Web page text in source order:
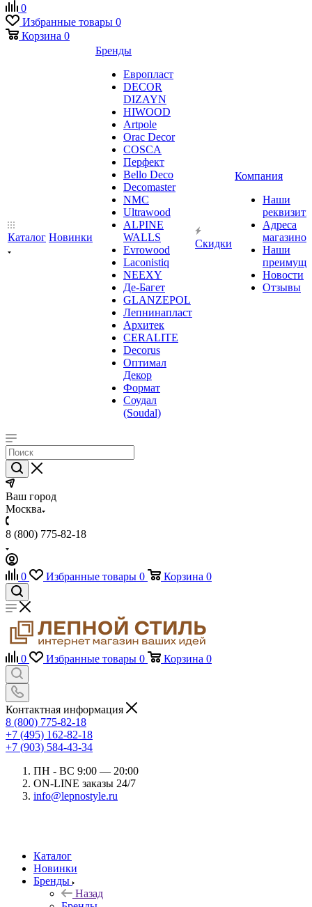
0
Избранные товары 0
Корзина 0
Каталог Новинки
Бренды
Европласт
DECOR
DIZAYN
HIWOOD
Artpole
Orac Decor
COSCA
Перфект
Bello Deco
Decomaster
NMС
Ultrawood
ALPINE
WALLS
Evrowood
Laconistiq
NEEXY
Де-Багет
GLANZEPOL
Лепнинапласт
Архитек
CERALITE
Decorus
Оптимал
Декор
Формат
Соудал
(Soudal)
Скидки
Компания
Наши
Адреса
магазинов
Наши
Новости
Отзывы
Ваш город
Москва
8 (800) 775-82-18
0 Избранные товары 0 Корзина 0
0 Избранные товары 0 Корзина 0
Контактная информация
8 (800) 775-82-18
+7 (495) 162-82-18
+7 (903) 584-43-34
ПН - ВС 9:00 — 20:00
ON-LINE заказы 24/7
info@lepnostyle.ru
Каталог
Новинки
Бренды
Назад